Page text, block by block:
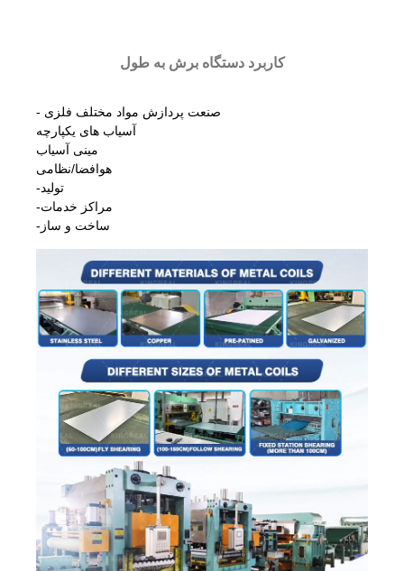
کاربرد دستگاه برش به طول
- صنعت پردازش مواد مختلف فلزی
آسیاب های یکپارچه
مینی آسیاب
هوافضا/نظامی
-تولید
-مراکز خدمات
-ساخت و ساز